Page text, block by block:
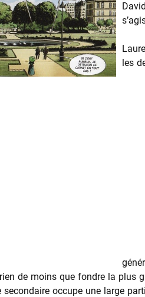
les
de moins que fondre la plus
secondaire occupe une large